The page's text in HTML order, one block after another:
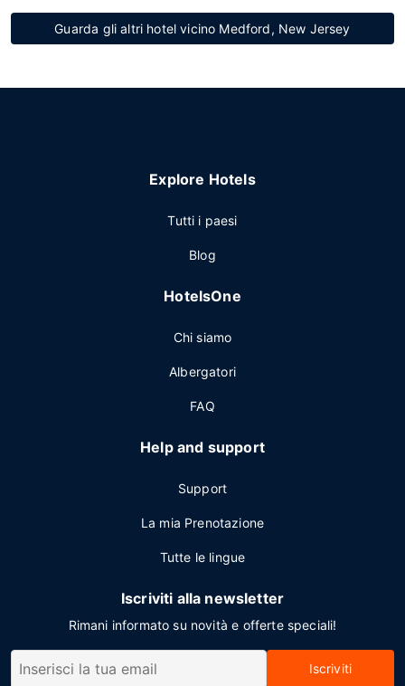
Guarda gli altri hotel vicino Medford, New Jersey
Explore Hotels
Tutti i paesi
Blog
HotelsOne
Chi siamo
Albergatori
FAQ
Help and support
Support
La mia Prenotazione
Tutte le lingue
Iscriviti alla newsletter
Rimani informato su novità e offerte speciali!
Iscriviti